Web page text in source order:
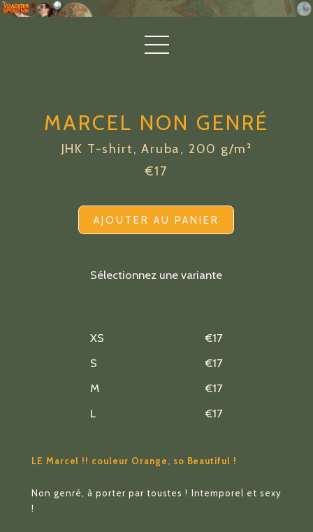
MARCEL NON GENRÉ
JHK T-shirt, Aruba, 200 g/m²
€17
AJOUTER AU PANIER
Sélectionnez une variante
XS
€17
S
€17
M
€17
L
€17
LE Marcel !! couleur Orange, so Beautiful !
Non genré, à porter par toustes ! Intemporel et sexy
!